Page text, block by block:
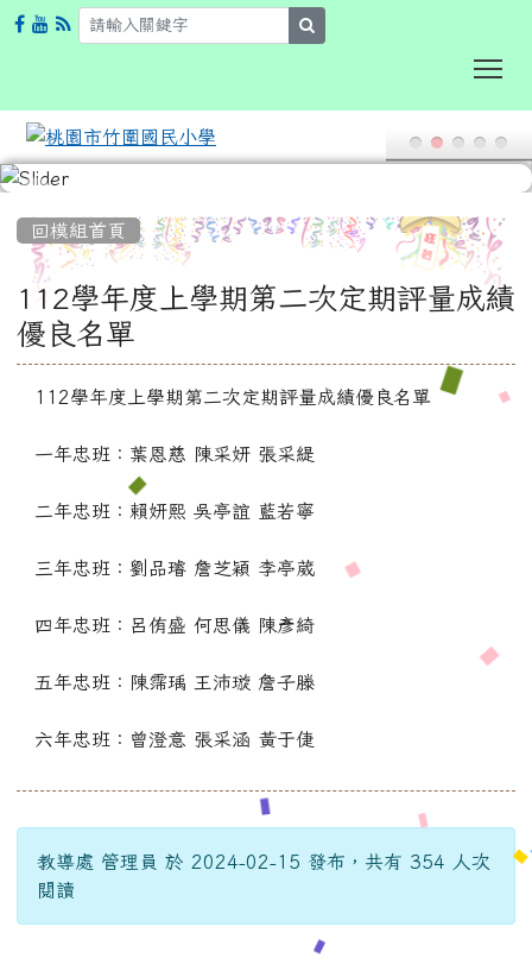
回模組首頁
112學年度上學期第二次定期評量成績
優良名單
112學年度上學期第二次定期評量成績優良名單
一年忠班：葉恩慈 陳采妍 張采緹
二年忠班：賴妍熙 吳亭誼 藍若寧
三年忠班：劉品璿 詹芝穎 李亭葳
四年忠班：呂侑盛 何思儀 陳彥綺
五年忠班：陳霈瑀 王沛璇 詹子滕
六年忠班：曾澄意 張采涵 黃于倢
教導處 管理員 於 2024-02-15 發布，共有 354 人次
閱讀